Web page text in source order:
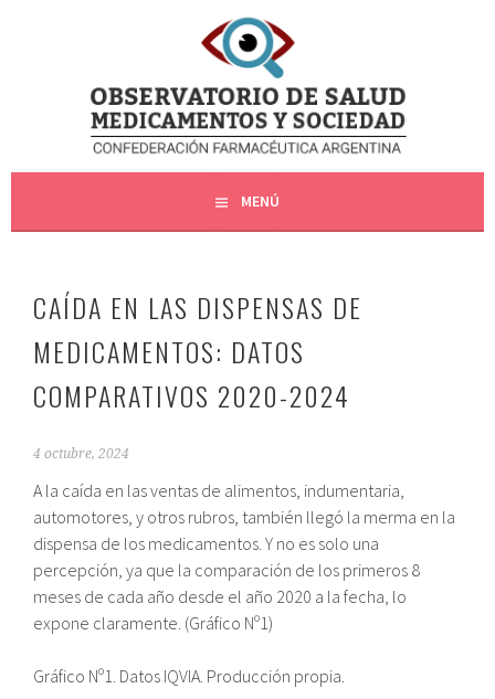
OBSERVATORIO SMS – COFA
OBSERVATORIO DE SALUD, MEDICAMENTOS Y SOCIEDAD
MENÚ
CAÍDA EN LAS DISPENSAS DE
MEDICAMENTOS: DATOS
COMPARATIVOS 2020-2024
4 octubre, 2024
A la caída en las ventas de alimentos, indumentaria,
automotores, y otros rubros, también llegó la merma en la
dispensa de los medicamentos. Y no es solo una
percepción, ya que la comparación de los primeros 8
meses de cada año desde el año 2020 a la fecha, lo
expone claramente. (Gráfico Nº1)
Gráfico Nº1. Datos IQVIA. Producción propia.